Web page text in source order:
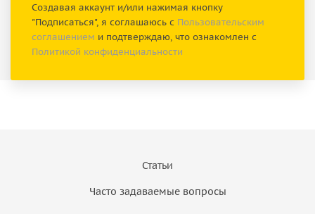
Создавая аккаунт и/или нажимая кнопку
"Подписаться", я соглашаюсь с Пользовательским
соглашением и подтверждаю, что ознакомлен с
Политикой конфиденциальности
Статьи
Часто задаваемые вопросы